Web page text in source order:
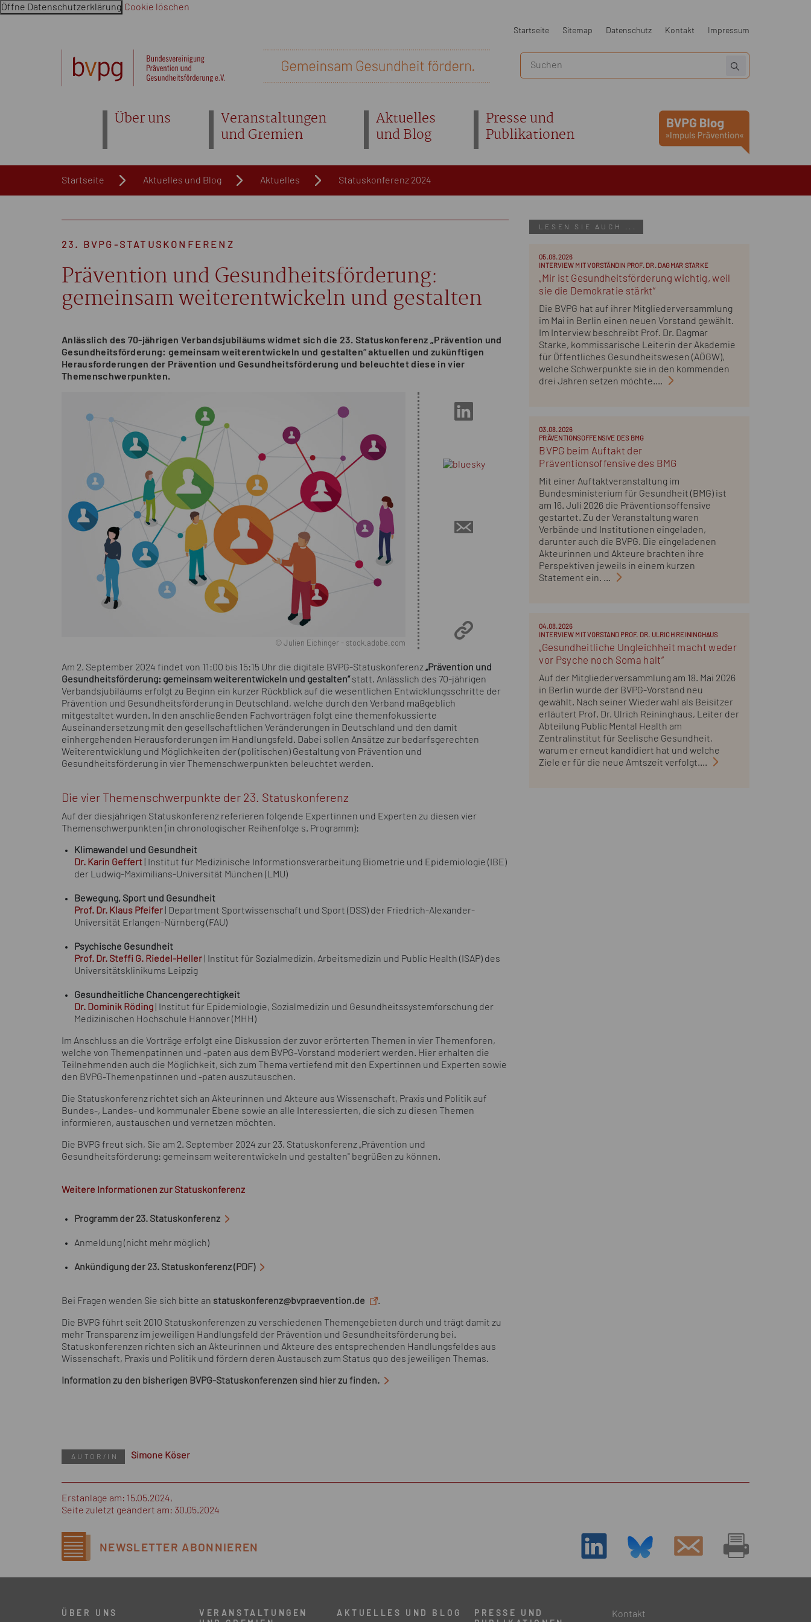
Öffne Datenschutzerklärung Cookie löschen
Startseite Sitemap Datenschutz Kontakt Impressum
Über uns
Veranstaltungen
und Gremien
Aktuelles
und Blog
Presse und
Publikationen
Startseite Aktuelles und Blog Aktuelles Statuskonferenz 2024
23. BVPG-STATUSKONFERENZ
Prävention und Gesundheitsförderung:
gemeinsam weiterentwickeln und gestalten
Anlässlich des 70-jährigen Verbandsjubiläums widmet sich die 23. Statuskonferenz „Prävention und
Gesundheitsförderung: gemeinsam weiterentwickeln und gestalten“ aktuellen und zukünftigen
Herausforderungen der Prävention und Gesundheitsförderung und beleuchtet diese in vier
Themenschwerpunkten.
© Julien Eichinger - stock.adobe.com
Am 2. September 2024 findet von 11:00 bis 15:15 Uhr die digitale BVPG-Statuskonferenz„Prävention und
Gesundheitsförderung: gemeinsam weiterentwickeln und gestalten“statt. Anlässlich des 70-jährigen
Verbandsjubiläums erfolgt zu Beginn ein kurzer Rückblick auf die wesentlichen Entwicklungsschritte der
Prävention und Gesundheitsförderung in Deutschland, welche durch den Verband maßgeblich
mitgestaltet wurden. In den anschließenden Fachvorträgen folgt eine themenfokussierte
Auseinandersetzung mit den gesellschaftlichen Veränderungen in Deutschland und den damit
einhergehenden Herausforderungen im Handlungsfeld. Dabei sollen Ansätze zur bedarfsgerechten
Weiterentwicklung und Möglichkeiten der (politischen) Gestaltung von Prävention und
Gesundheitsförderung in vier Themenschwerpunkten beleuchtet werden.
Die vier Themenschwerpunkte der 23. Statuskonferenz
Auf der diesjährigen Statuskonferenz referieren folgende Expertinnen und Experten zu diesen vier
Themenschwerpunkten (in chronologischer Reihenfolge s. Programm):
Klimawandel und Gesundheit
Dr. Karin Geffert
| Institut für Medizinische Informationsverarbeitung Biometrie und Epidemiologie (IBE)
der Ludwig-Maximilians-Universität München (LMU)
Bewegung, Sport und Gesundheit
Prof. Dr. Klaus Pfeifer
| Department Sportwissenschaft und Sport (DSS) der Friedrich-Alexander-
Universität Erlangen-Nürnberg (FAU)
Psychische Gesundheit
Prof. Dr. Steffi G. Riedel-Heller
| Institut für Sozialmedizin, Arbeitsmedizin und Public Health (ISAP) des
Universitätsklinikums Leipzig
Gesundheitliche Chancengerechtigkeit
Dr. Dominik Röding
| Institut für Epidemiologie, Sozialmedizin und Gesundheitssystemforschung der
Medizinischen Hochschule Hannover (MHH)
Im Anschluss an die Vorträge erfolgt eine Diskussion der zuvor erörterten Themen in vier Themenforen,
welche von Themenpatinnen und -paten aus dem BVPG-Vorstand moderiert werden. Hier erhalten die
Teilnehmenden auch die Möglichkeit, sich zum Thema vertiefend mit den Expertinnen und Experten sowie
den BVPG-Themenpatinnen und -paten auszutauschen.
Die Statuskonferenz richtet sich an Akteurinnen und Akteure aus Wissenschaft, Praxis und Politik auf
Bundes-, Landes- und kommunaler Ebene sowie an alle Interessierten, die sich zu diesen Themen
informieren, austauschen und vernetzen möchten.
Die BVPG freut sich, Sie am 2. September 2024 zur 23. Statuskonferenz „Prävention und
Gesundheitsförderung: gemeinsam weiterentwickeln und gestalten" begrüßen zu können.
Weitere Informationen zur Statuskonferenz
Programm der 23. Statuskonferenz
Anmeldung (nicht mehr möglich)
Ankündigung der 23. Statuskonferenz (PDF)
Bei Fragen wenden Sie sich bitte an statuskonferenz@bvpraevention.de .
Die BVPG führt seit 2010 Statuskonferenzen zu verschiedenen Themengebieten durch und trägt damit zu
mehr Transparenz im jeweiligen Handlungsfeld der Prävention und Gesundheitsförderung bei.
Statuskonferenzen richten sich an Akteurinnen und Akteure des entsprechenden Handlungsfeldes aus
Wissenschaft, Praxis und Politik und fördern deren Austausch zum Status quo des jeweiligen Themas.
Information zu den bisherigen BVPG-Statuskonferenzen sind hier zu finden.
LESEN SIE AUCH ...
05.08.2026
INTERVIEW MIT VORSTÄNDIN PROF. DR. DAGMAR STARKE
„Mir ist Gesundheitsförderung wichtig, weil
sie die Demokratie stärkt“
Die BVPG hat auf ihrer Mitgliederversammlung
im Mai in Berlin einen neuen Vorstand gewählt.
Im Interview beschreibt Prof. Dr. Dagmar
Starke, kommissarische Leiterin der Akademie
für Öffentliches Gesundheitswesen (AÖGW),
welche Schwerpunkte sie in den kommenden
drei Jahren setzen möchte....
03.08.2026
PRÄVENTIONSOFFENSIVE DES BMG
BVPG beim Auftakt der
Präventionsoffensive des BMG
Mit einer Auftaktveranstaltung im
Bundesministerium für Gesundheit (BMG) ist
am 16. Juli 2026 die Präventionsoffensive
gestartet. Zu der Veranstaltung waren
Verbände und Institutionen eingeladen,
darunter auch die BVPG. Die eingeladenen
Akteurinnen und Akteure brachten ihre
Perspektiven jeweils in einem kurzen
Statement ein. ...
04.08.2026
INTERVIEW MIT VORSTAND PROF. DR. ULRICH REININGHAUS
„Gesundheitliche Ungleichheit macht weder
vor Psyche noch Soma halt“
Auf der Mitgliederversammlung am 18. Mai 2026
in Berlin wurde der BVPG-Vorstand neu
gewählt. Nach seiner Wiederwahl als Beisitzer
erläutert Prof. Dr. Ulrich Reininghaus, Leiter der
Abteilung Public Mental Health am
Zentralinstitut für Seelische Gesundheit,
warum er erneut kandidiert hat und welche
Ziele er für die neue Amtszeit verfolgt....
AUTOR/IN Simone Köser
Erstanlage am: 15.05.2024,
Seite zuletzt geändert am: 30.05.2024
NEWSLETTER ABONNIEREN
ÜBER UNS
VERANSTALTUNGEN
AKTUELLES UND BLOG
PRESSE UND
Kontakt